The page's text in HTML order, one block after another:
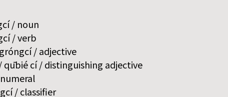
/ noun
/ verb
/ adjective
qūbié cí / distinguishing adjective
/ classifier